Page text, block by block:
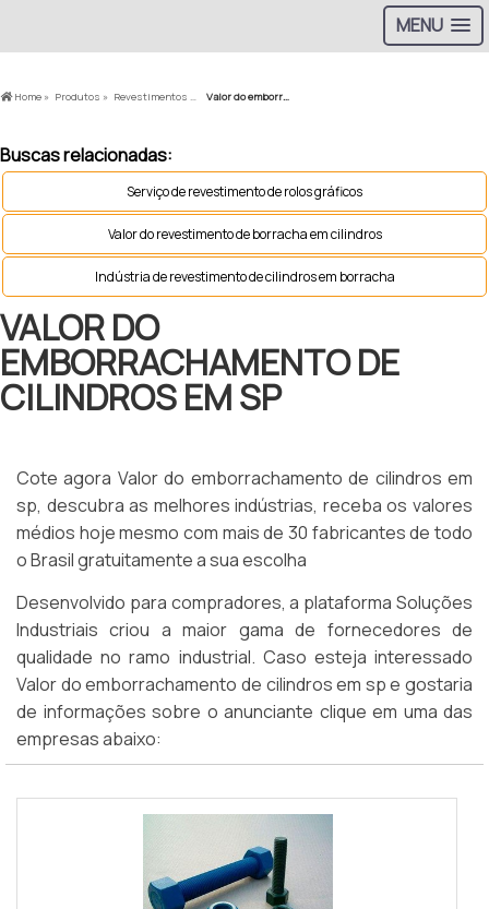
MENU
Home » Produtos » Revestimentos de Borracha » Valor do emborrachamento de cilindros em sp
Buscas relacionadas:
Serviço de revestimento de rolos gráficos
Valor do revestimento de borracha em cilindros
Indústria de revestimento de cilindros em borracha
VALOR DO
EMBORRACHAMENTO DE
CILINDROS EM SP
Cote agora Valor do emborrachamento de cilindros em
sp, descubra as melhores indústrias, receba os valores
médios hoje mesmo com mais de 30 fabricantes de todo
o Brasil gratuitamente a sua escolha
Desenvolvido para compradores, a plataforma Soluções
Industriais criou a maior gama de fornecedores de
qualidade no ramo industrial. Caso esteja interessado
Valor do emborrachamento de cilindros em sp e gostaria
de informações sobre o anunciante clique em uma das
empresas abaixo: